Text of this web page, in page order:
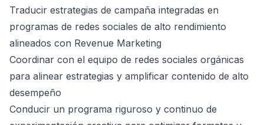
Traducir estrategias de campaña integradas en
programas de redes sociales de alto rendimiento
alineados con Revenue Marketing
Coordinar con el equipo de redes sociales orgánicas
para alinear estrategias y amplificar contenido de alto
desempeño
Conducir un programa riguroso y continuo de